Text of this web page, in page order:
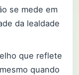
se mede em
da lealdade
que reflete
quando